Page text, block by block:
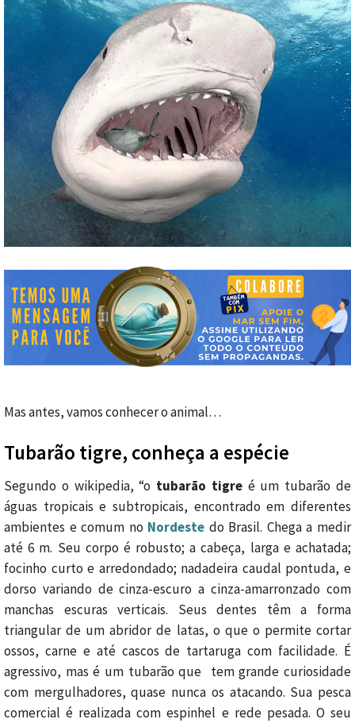
Mas antes, vamos conhecer o animal…
Tubarão tigre, conheça a espécie
Segundo o wikipedia, “o tubarão tigreé um tubarão de
águas tropicais e subtropicais, encontrado em diferentes
ambientes e comum no Nordeste do Brasil. Chega a medir
até 6 m. Seu corpo é robusto; a cabeça, larga e achatada;
focinho curto e arredondado; nadadeira caudal pontuda, e
dorso variando de cinza-escuro a cinza-amarronzado com
manchas escuras verticais. Seus dentes têm a forma
triangular de um abridor de latas, o que o permite cortar
ossos, carne e até cascos de tartaruga com facilidade. É
agressivo, mas é um tubarão que tem grande curiosidade
com mergulhadores, quase nunca os atacando. Sua pesca
comercial é realizada com espinhel e rede pesada. O seu